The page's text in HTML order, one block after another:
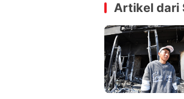
Artikel dari